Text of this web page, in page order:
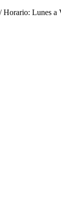
Lunes a